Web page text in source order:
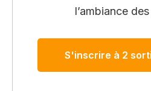
l’ambiance
S'inscrire à 2